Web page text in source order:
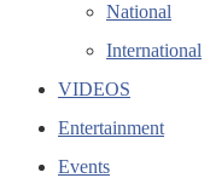
National
International
VIDEOS
Entertainment
Events